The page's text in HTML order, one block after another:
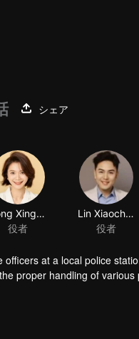
シェア
Long Xingyu
役者
Lin Xiaochen
役者
at a local police
proper handling of various